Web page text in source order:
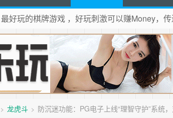
好玩的棋牌游戏 ，好玩刺激可以赚Money，传
> 龙虎斗 > 防沉迷功能：PG电子上线“理智守护”系统